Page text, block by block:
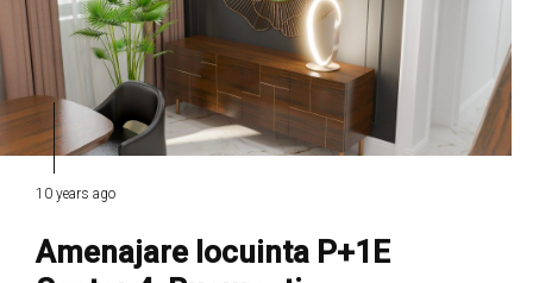
10 years ago
Amenajare locuinta P+1E